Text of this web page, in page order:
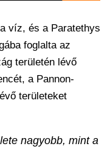
víz, és a Paratethys
foglalta az
területén lévő
a Pannon-
területeket
nagyobb, mint a